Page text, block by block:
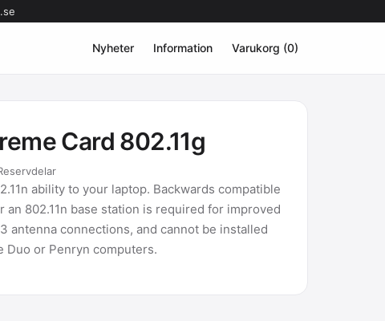
Nyheter Information Varukorg (0)
Card 802.11g
ability to your laptop. Backwards compatible
an 802.11n base station is required for improved
antenna connections, and cannot be installed
Duo or Penryn computers.